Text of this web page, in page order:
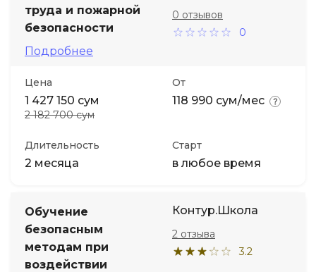
труда и пожарной
безопасности
Подробнее
0
0 отзывов
Цена
1 427 150 сум
2 182 700 сум
От
118 990 сум/мес
Длительность
2 месяца
Старт
в любое время
Обучение
безопасным
методам при
воздействии
Контур.Школа
3.2
2 отзыва